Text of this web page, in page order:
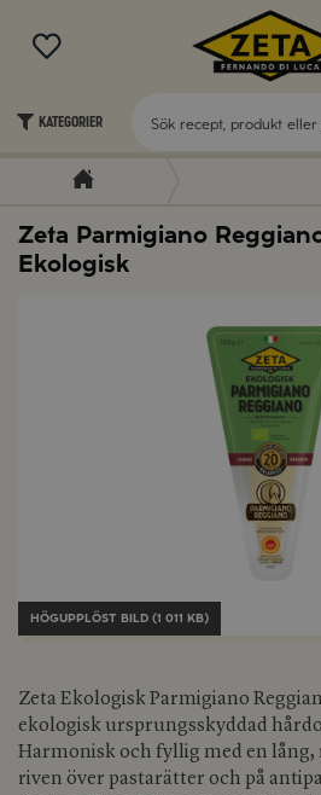
Kategorier
Zeta Parmigiano
Ekologisk
HÖGUPPLÖST BILD (1 011 KB)
Zeta Ekologisk Parmigiano
ekologisk ursprungsskyddad
Harmonisk och fyllig med en
riven över pastarätter och på